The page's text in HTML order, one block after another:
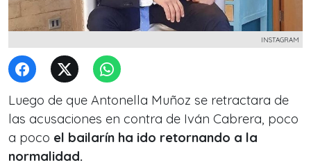
INSTAGRAM
Luego de que Antonella Muñoz se retractara de
las acusaciones en contra de Iván Cabrera, poco
a poco el bailarín ha ido retornando a la
normalidad.